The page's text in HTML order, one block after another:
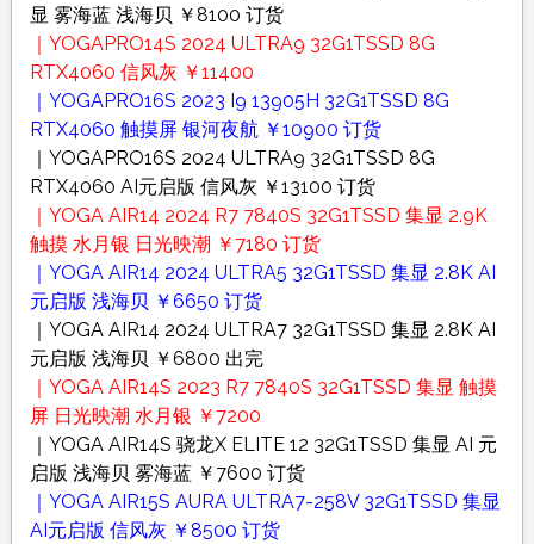
显 雾海蓝 浅海贝 ￥8100 订货
｜YOGAPRO14S 2024 ULTRA9 32G1TSSD 8G
RTX4060 信风灰 ￥11400
｜YOGAPRO16S 2023 I9 13905H 32G1TSSD 8G
RTX4060 触摸屏 银河夜航 ￥10900 订货
｜YOGAPRO16S 2024 ULTRA9 32G1TSSD 8G
RTX4060 AI元启版 信风灰 ￥13100 订货
｜YOGA AIR14 2024 R7 7840S 32G1TSSD 集显 2.9K
触摸 水月银 日光映潮 ￥7180 订货
｜YOGA AIR14 2024 ULTRA5 32G1TSSD 集显 2.8K AI
元启版 浅海贝 ￥6650 订货
｜YOGA AIR14 2024 ULTRA7 32G1TSSD 集显 2.8K AI
元启版 浅海贝 ￥6800 出完
｜YOGA AIR14S 2023 R7 7840S 32G1TSSD 集显 触摸
屏 日光映潮 水月银 ￥7200
｜YOGA AIR14S 骁龙X ELITE 12 32G1TSSD 集显 AI 元
启版 浅海贝 雾海蓝 ￥7600 订货
｜YOGA AIR15S AURA ULTRA7-258V 32G1TSSD 集显
AI元启版 信风灰 ￥8500 订货